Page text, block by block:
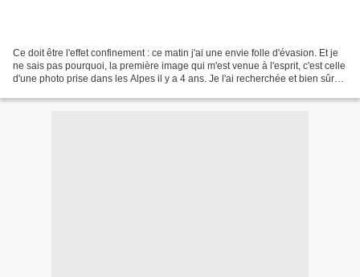
Ce doit être l'effet confinement : ce matin j'ai une envie folle d'évasion. Et je
ne sais pas pourquoi, la première image qui m'est venue à l'esprit, c'est celle
d'une photo prise dans les Alpes il y a 4 ans. Je l'ai recherchée et bien sûr